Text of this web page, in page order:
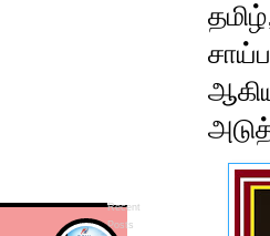
Recent
Posts